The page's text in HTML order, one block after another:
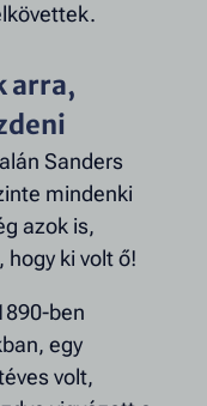
arra,
Sanders
mindenki
azok is,
ki volt ő!
ben
egy
volt,